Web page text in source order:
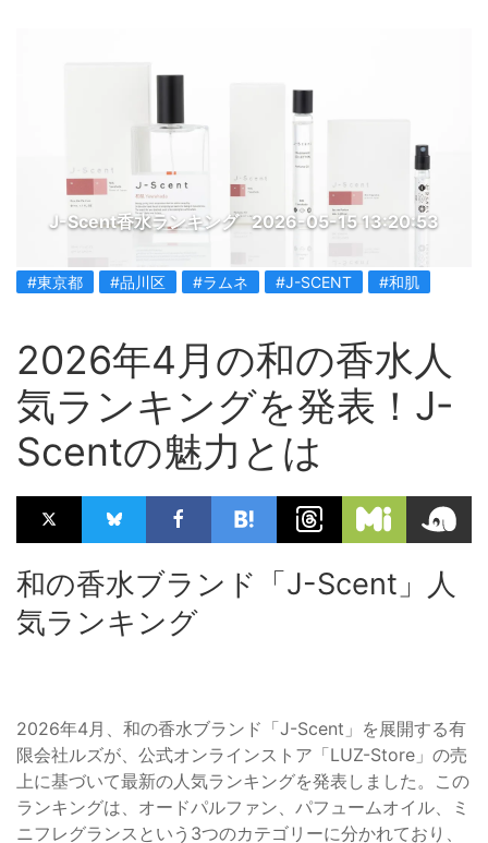
J-Scent香水ランキング 2026-05-15 13:20:53
#東京都 #品川区 #ラムネ #J-SCENT #和肌
2026年4月の和の香水人
気ランキングを発表！J-
Scentの魅力とは
和の香水ブランド「J-Scent」人
気ランキング
2026年4月、和の香水ブランド「J-Scent」を展開する有
限会社ルズが、公式オンラインストア「LUZ-Store」の売
上に基づいて最新の人気ランキングを発表しました。この
ランキングは、オードパルファン、パフュームオイル、ミ
ニフレグランスという3つのカテゴリーに分かれており、